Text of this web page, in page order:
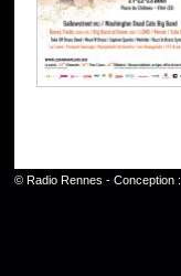
© Radio Rennes - Conception :